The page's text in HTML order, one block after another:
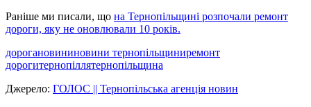
Раніше ми писали, що на Тернопільщині розпочали ремонт
дороги, яку не оновлювали 10 років.
дорогановининовини тернопільщиниремонт
дорогитернопіллятернопільщина
Джерело: ГОЛОС || Тернопільська агенція новин